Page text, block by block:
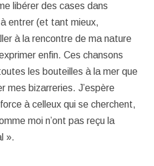
libérer des cases dans
à entrer (et tant mieux,
à la rencontre de ma nature
enfin. Ces chansons
les bouteilles à la mer que
mes bizarreries. J’espère
à celleux qui se cherchent,
moi n’ont pas reçu la
».